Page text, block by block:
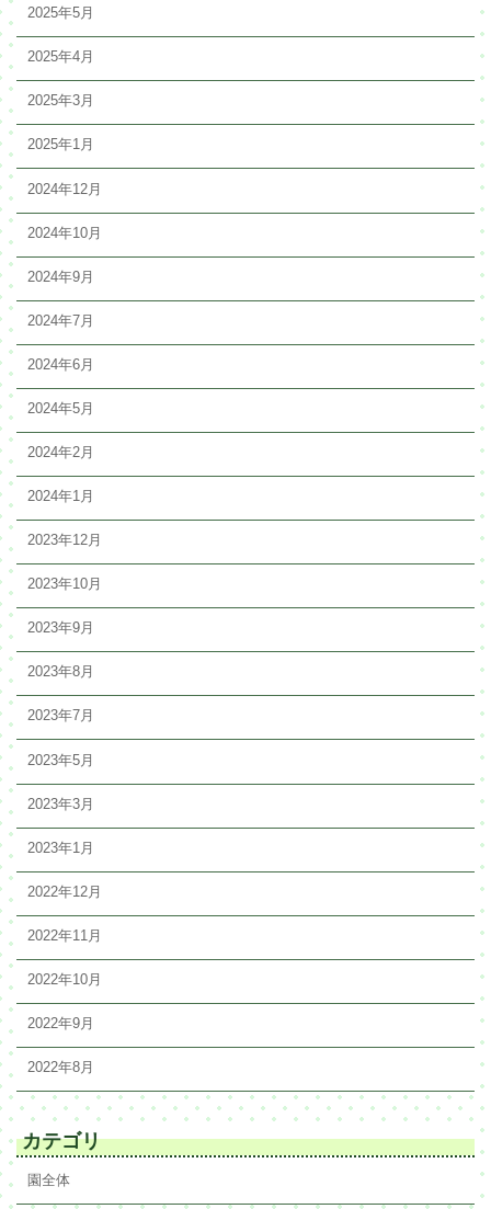
2025年5月
2025年4月
2025年3月
2025年1月
2024年12月
2024年10月
2024年9月
2024年7月
2024年6月
2024年5月
2024年2月
2024年1月
2023年12月
2023年10月
2023年9月
2023年8月
2023年7月
2023年5月
2023年3月
2023年1月
2022年12月
2022年11月
2022年10月
2022年9月
2022年8月
カテゴリ
園全体